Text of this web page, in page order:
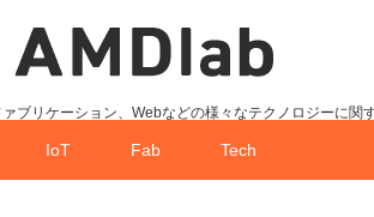
ブリケーション、Webなどの様々なテクノロジーに関
IoT Fab Tech